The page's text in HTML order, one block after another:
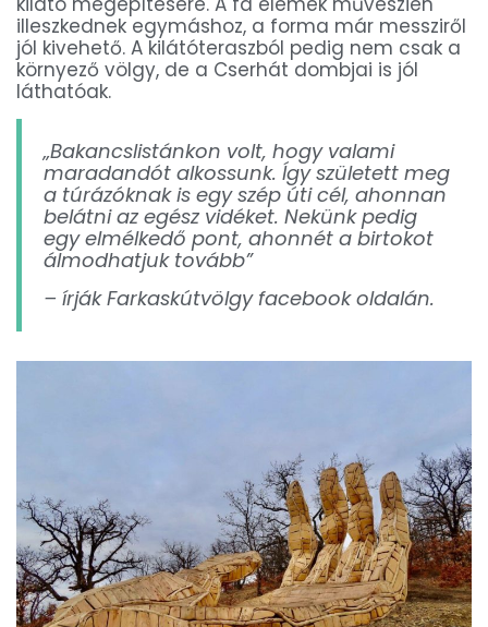
illeszkednek egymáshoz, a forma már messziről
jól kivehető. A kilátóteraszból pedig nem csak a
környező völgy, de a Cserhát dombjai is jól
láthatóak.
„Bakancslistánkon volt, hogy valami
maradandót alkossunk. Így született meg
a túrázóknak is egy szép úti cél, ahonnan
belátni az egész vidéket. Nekünk pedig
egy elmélkedő pont, ahonnét a birtokot
álmodhatjuk tovább”
– írják Farkaskútvölgy facebook oldalán.